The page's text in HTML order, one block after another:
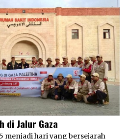
di Jalur Gaza
menjadi hari yang bersejarah